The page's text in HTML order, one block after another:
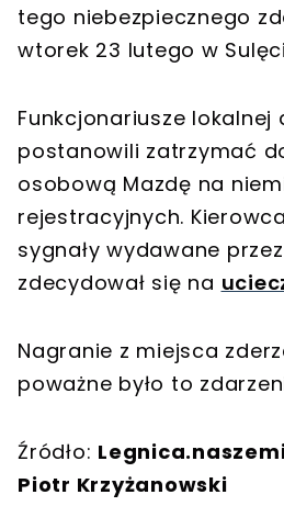
tego niebezpiecznego
wtorek 23 lutego w
Funkcjonariusze lokalnej
postanowili zatrzymać
osobową Mazdę na
rejestracyjnych.
sygnały wydawane
zdecydował się na
Nagranie z miejsca
poważne było to
Źródło:
Piotr Krzyżanowski